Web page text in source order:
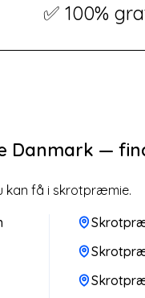
✅ 100%
Danmark —
kan få i skrotpræmie.